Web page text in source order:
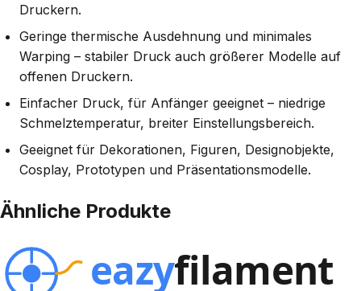
Druckern.
Geringe thermische Ausdehnung und minimales
Warping – stabiler Druck auch größerer Modelle auf
offenen Druckern.
Einfacher Druck, für Anfänger geeignet – niedrige
Schmelztemperatur, breiter Einstellungsbereich.
Geeignet für Dekorationen, Figuren, Designobjekte,
Cosplay, Prototypen und Präsentationsmodelle.
Ähnliche Produkte